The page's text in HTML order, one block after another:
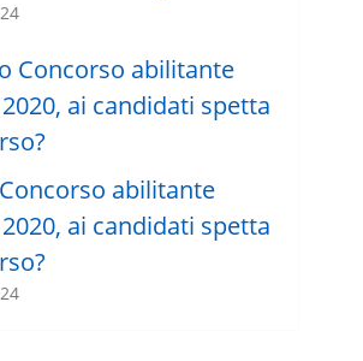
abilitante
ai candidati spetta